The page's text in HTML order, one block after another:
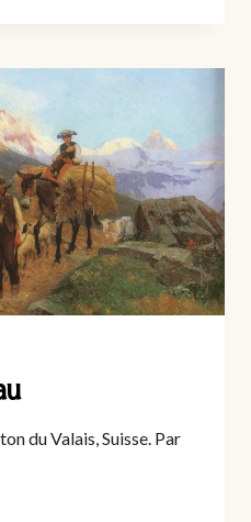
du Valais, Suisse. Par